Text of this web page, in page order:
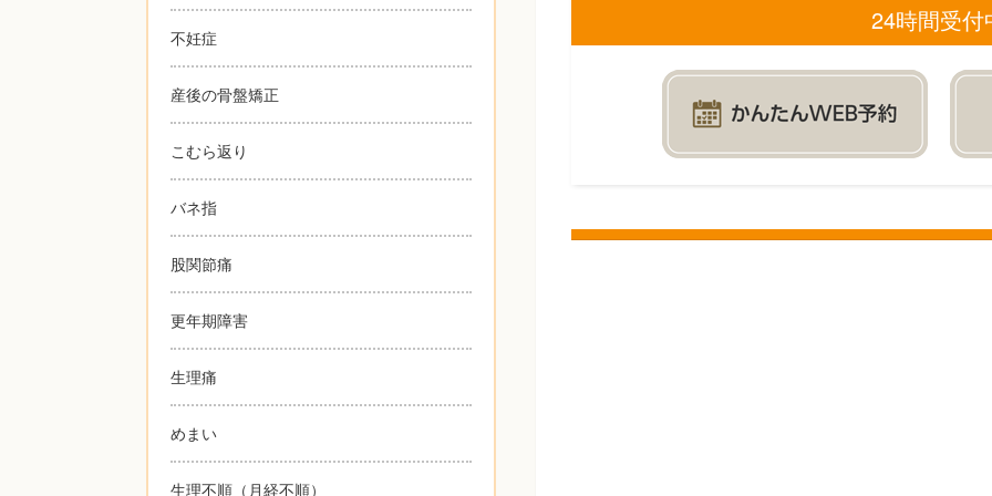
24時間受付
不妊症
産後の骨盤矯正
こむら返り
バネ指
股関節痛
更年期障害
生理痛
めまい
生理不順（月経不順）